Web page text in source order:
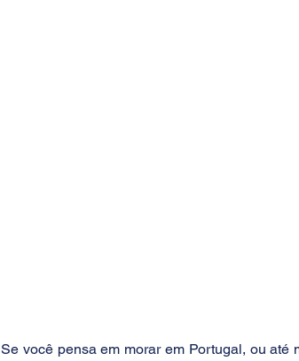
Se você pensa em morar em Portugal, ou até